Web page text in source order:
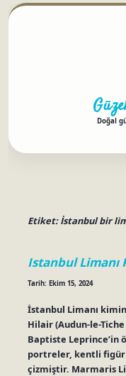
Doğal
Etiket:İstanbul bir
Istanbul Limanı
Tarih: Ekim 15, 2024
İstanbul Limanı
Hilair (Audun-le-Tiche
Baptiste Leprince’in
portreler, kentli figür
çizmiştir. Marmaris